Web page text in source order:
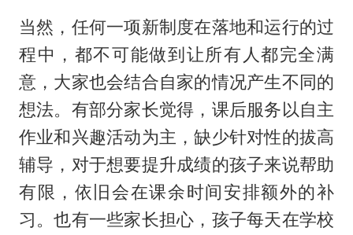
当然，任何一项新制度在落地和运行的过
程中，都不可能做到让所有人都完全满
意，大家也会结合自家的情况产生不同的
想法。有部分家长觉得，课后服务以自主
作业和兴趣活动为主，缺少针对性的拔高
辅导，对于想要提升成绩的孩子来说帮助
有限，依旧会在课余时间安排额外的补
习。也有一些家长担心，孩子每天在学校